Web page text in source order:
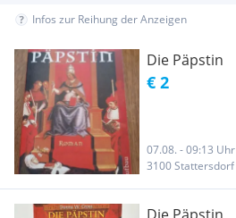
Infos zur Reihung der Anzeigen
Die Päpstin
€ 2
07.08. - 09:13 Uhr
3100 Stattersdorf